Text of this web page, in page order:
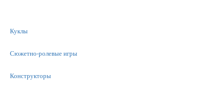
Куклы
Сюжетно-ролевые игры
Конструкторы